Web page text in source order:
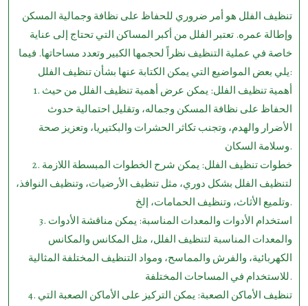
تنظيف الفلل هو أمر ضروري للحفاظ على نظافة وجمالية المسكن
وإطالة عمره. تعتبر الفلل من أكبر المساكن التي تحتاج إلى عناية
خاصة في عملية التنظيف نظراً لحجمها الكبير وتعدد مساحاتها. فيما
يلي بعض المواضيع التي يمكن الكتابة عنها بشأن تنظيف الفلل:
1. أهمية تنظيف الفلل: يمكن عرض أهمية تنظيف الفلل من حيث
الحفاظ على نظافة المسكن وجماله، وتقليل احتمالية حدوث
الأضرار والهدم، وتجنب تكاثر الحشرات والبكتيريا، وتعزيز صحة
وسلامة السكان.
2. خطوات تنظيف الفلل: يمكن شرح الخطوات المبسطة اللازمة
لتنظيف الفلل بشكل دوري، مثل تنظيف الأرضيات، وتنظيف النوافذ،
وتلميع الأثاث، وتنظيف الحمامات، إلخ.
3. استخدام الأدوات والمعدات المناسبة: يمكن مناقشة الأدوات
والمعدات المناسبة لتنظيف الفلل، مثل المكانس والمكانس
الكهربائية، والفرش والمماسح، ومواد التنظيف المختلفة المثالية
للاستخدام في المساحات المختلفة.
4. تنظيف الأماكن الصعبة: يمكن التركيز على الأماكن الصعبة التي